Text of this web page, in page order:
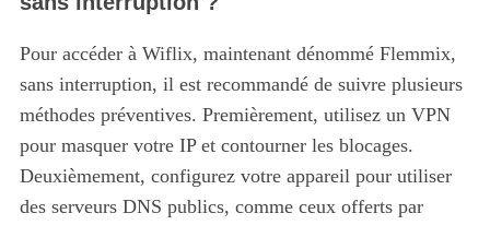
Pour accéder à Wiflix, maintenant dénommé Flemmix,
sans interruption, il est recommandé de suivre plusieurs
méthodes préventives. Premièrement, utilisez un VPN
pour masquer votre IP et contourner les blocages.
Deuxièmement, configurez votre appareil pour utiliser
des serveurs DNS publics, comme ceux offerts par